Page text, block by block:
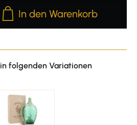
Anzahl: Gib den
In den Warenkorb
folgenden Variationen